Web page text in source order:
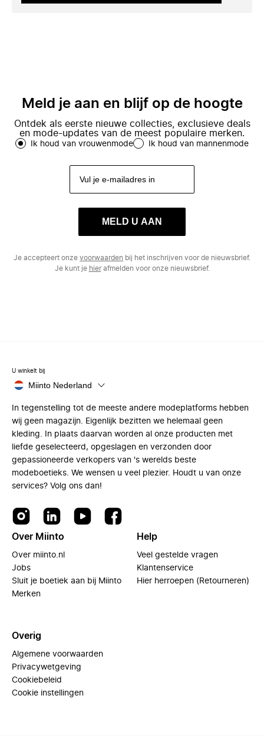
Meld je aan en blijf op de hoogte
Ontdek als eerste nieuwe collecties, exclusieve deals
en mode-updates van de meest populaire merken.
Ik houd van vrouwenmode Ik houd van mannenmode
MELD U AAN
Je accepteert onze voorwaarden bij het inschrijven voor de nieuwsbrief.
Je kunt je hierafmelden voor onze nieuwsbrief.
U winkelt bij
Miinto Nederland
In tegenstelling tot de meeste andere modeplatforms hebben
wij geen magazijn. Eigenlijk bezitten we helemaal geen
kleding. In plaats daarvan worden al onze producten met
liefde geselecteerd, opgeslagen en verzonden door
gepassioneerde verkopers van 's werelds beste
modeboetieks. We wensen u veel plezier. Houdt u van onze
services? Volg ons dan!
Over Miinto
Over miinto.nl
Jobs
Sluit je boetiek aan bij Miinto
Merken
Help
Veel gestelde vragen
Klantenservice
Hier herroepen (Retourneren)
Overig
Algemene voorwaarden
Privacywetgeving
Cookiebeleid
Cookie instellingen